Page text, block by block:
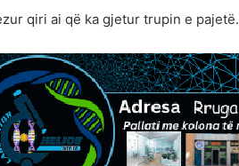
qiri ai që ka gjetur trupin e pajetë.